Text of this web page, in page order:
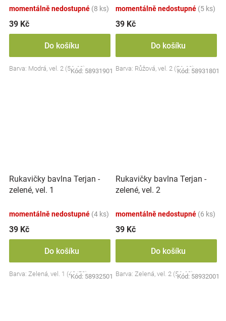
momentálně nedostupné (8 ks)
39 Kč
Do košíku
Barva: Modrá, vel. 2 (56-62)
Kód: 58931901
momentálně nedostupné (5 ks)
39 Kč
Do košíku
Barva: Růžová, vel. 2 (56-62)
Kód: 58931801
Rukavičky bavlna Terjan -
zelené, vel. 1
momentálně nedostupné (4 ks)
39 Kč
Do košíku
Barva: Zelená, vel. 1 (48/50)
Kód: 58932501
Rukavičky bavlna Terjan -
zelené, vel. 2
momentálně nedostupné (6 ks)
39 Kč
Do košíku
Barva: Zelená, vel. 2 (56-62)
Kód: 58932001